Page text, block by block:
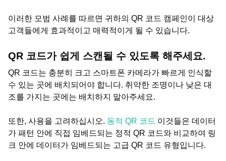
이러한 모범 사례를 따르면 귀하의 QR 코드 캠페인이 대상
고객들에게 효과적이고 매력적이게 될 수 있습니다.
QR 코드가 쉽게 스캔될 수 있도록 해주세요.
QR 코드는 충분히 크고 스마트폰 카메라가 빠르게 인식할
수 있는 곳에 배치되어야 합니다. 취약한 조명이나 낮은 대
조를 가지는 곳에는 배치하지 말아주세요.
또한, 사용을 고려하십시오. 동적 QR 코드 이것들은 데이터
가 패턴 안에 직접 임베드되는 정적 QR 코드와 비교하여 링
크 안에 데이터가 임베드되는 고급 QR 코드 유형입니다.